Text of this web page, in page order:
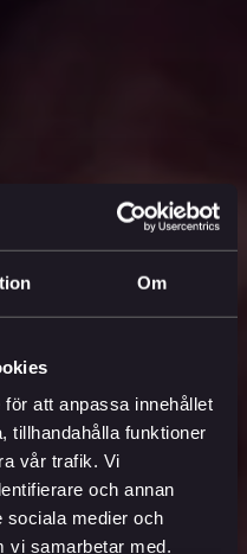
Om
att anpassa innehållet
tillhandahålla funktioner
vår trafik. Vi
och annan
sociala medier och
vi samarbetar med.